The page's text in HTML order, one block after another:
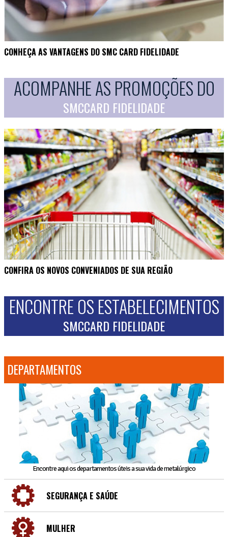
CONHEÇA AS VANTAGENS DO SMC CARD FIDELIDADE
ACOMPANHE AS PROMOÇÕES DO
SMCCARD FIDELIDADE
CONFIRA OS NOVOS CONVENIADOS DE SUA REGIÃO
ENCONTRE OS ESTABELECIMENTOS
SMCCARD FIDELIDADE
DEPARTAMENTOS
Encontre aqui os departamentos úteis a sua vida de metalúrgico
SEGURANÇA E SAÚDE
MULHER